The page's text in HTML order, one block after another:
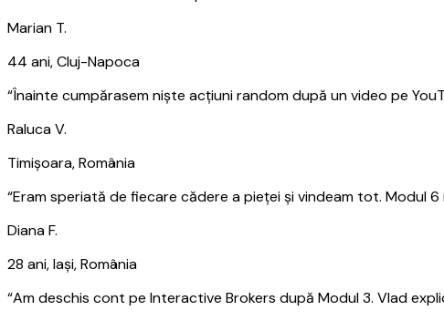
Marian T.
44 ani, Cluj-Napoca
“Înainte cumpărasem niște acțiuni random după un video pe
Raluca V.
Timișoara, România
“Eram speriată de fiecare cădere a pieței și vindeam tot. Modul
Diana F.
28 ani, Iași, România
“Am deschis cont pe Interactive Brokers după Modul 3. Vlad